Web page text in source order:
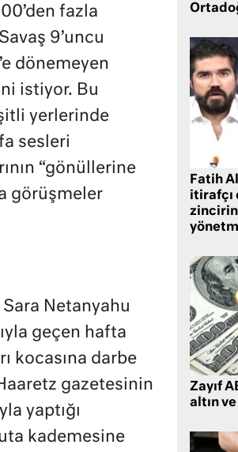
fazla
9’uncu
dönemeyen
istiyor. Bu
yerlerinde
sesleri
“gönüllerine
görüşmeler
Netanyahu
geçen hafta
kocasına darbe
gazetesinin
yaptığı
kademesine
Fatih
itirafçı
Zayıf
altın